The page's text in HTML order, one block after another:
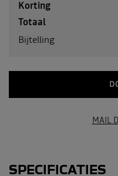
Korting
Totaal
Bijtelling
MAIL
SPECIFICATIES